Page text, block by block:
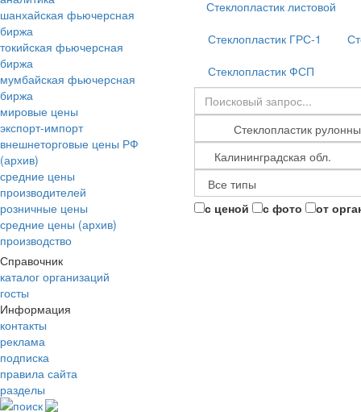
шанхайская фьючерсная
биржа
токийская фьючерсная
биржа
мумбайская фьючерсная
биржа
мировые цены
экспорт-импорт
внешнеторговые цены РФ
(архив)
средние цены
производителей
розничные цены
средние цены (архив)
производство
Справочник
каталог организаций
госты
Информация
контакты
реклама
подписка
правила сайта
разделы
поиск
Стеклопластик листовой
Стеклопластик ГРС-1
Стеклопластик ФСП
с ценой с фото от